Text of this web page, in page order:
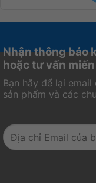
Nhận thông báo
hoặc tư vấn
Bạn hãy để lại
sản phẩm và các